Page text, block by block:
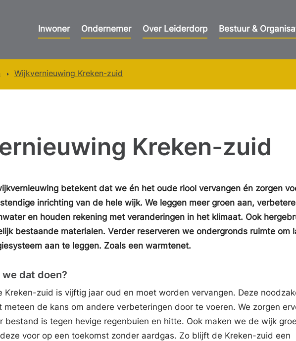
Inwoner Ondernemer Over Leiderdorp Bestuur &
Wijkvernieuwing Kreken-zuid
Kreken-zuid
betekent dat we én het oude riool vervangen én zorgen
inrichting van de hele wijk. We leggen meer groen aan,
en houden rekening met veranderingen in het klimaat. Ook
bestaande materialen. Verder reserveren we ondergronds ruimte om
aan te leggen. Zoals een warmtenet.
we dat doen?
Kreken-zuid is vijftig jaar oud en moet worden vervangen. Deze
meteen de kans om andere verbeteringen door te voeren. We zorgen
bestand is tegen hevige regenbuien en hitte. Ook maken we de wijk
voor op een toekomst zonder aardgas. Zo blijft de Kreken-zuid een